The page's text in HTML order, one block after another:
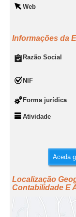
Web
Informações da
Razão Social
NIF
Forma jurídica
Atividade
Aceda
Localização
Contabilidade E